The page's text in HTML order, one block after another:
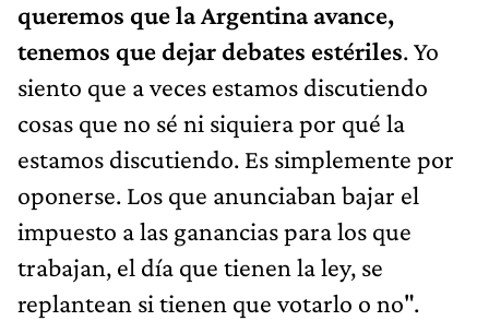
queremos que la Argentina avance,
tenemos que dejar debates estériles. Yo
siento que a veces estamos discutiendo
cosas que no sé ni siquiera por qué la
estamos discutiendo. Es simplemente por
oponerse. Los que anunciaban bajar el
impuesto a las ganancias para los que
trabajan, el día que tienen la ley, se
replantean si tienen que votarlo o no".